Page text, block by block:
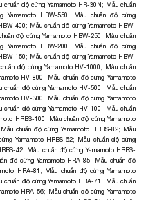
chuẩn độ cứng Yamamoto HR-30N; Mẫu chuẩn
Yamamoto HBW-550; Mẫu chuẩn độ cứng
400; Mẫu chuẩn độ cứng Yamamoto HBW-
độ cứng Yamamoto HBW-250; Mẫu chuẩn
Yamamoto HBW-200; Mẫu chuẩn độ cứng
150; Mẫu chuẩn độ cứng Yamamoto HBW-
độ cứng Yamamoto HV-1000; Mẫu chuẩn
HV-800; Mẫu chuẩn độ cứng Yamamoto
chuẩn độ cứng Yamamoto HV-500; Mẫu chuẩn
HV-300; Mẫu chuẩn độ cứng Yamamoto
chuẩn độ cứng Yamamoto HV-100; Mẫu chuẩn
HRBS-100; Mẫu chuẩn độ cứng Yamamoto
Mẫu chuẩn độ cứng Yamamoto HRBS-82; Mẫu
Yamamoto HRBS-62; Mẫu chuẩn độ cứng
42; Mẫu chuẩn độ cứng Yamamoto HRBS-
độ cứng Yamamoto HRA-85; Mẫu chuẩn độ
HRA-81 ; Mẫu chuẩn độ cứng Yamamoto
chuẩn độ cứng Yamamoto HRA-71 ; Mẫu chuẩn
HRA-56; Mẫu chuẩn độ cứng Yamamoto